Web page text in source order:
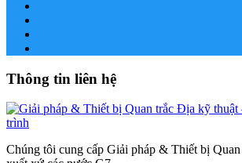
Thông tin liên hệ
Chúng tôi cung cấp Giải pháp & Thiết bị